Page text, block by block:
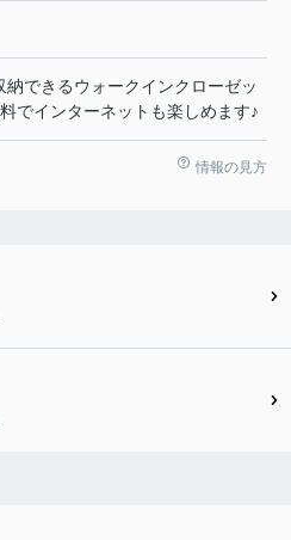
納できるウォークインクローゼッ
でインターネットも楽しめます♪
情報の見方